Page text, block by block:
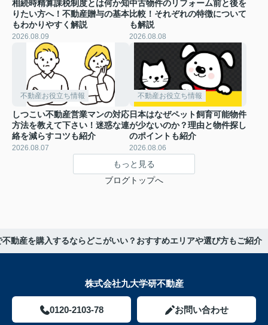
相続時精算課税制度とは何か知
りたい方へ！不動産贈与の基本
もわかりやすく解説
2026.08.09
中古物件のリフォーム前と後を
比較！それぞれの特徴について
も解説
2026.08.08
不動産お役立ち情報
しつこい不動産営業マンの対応
方法を教えて下さい！迷惑な連
絡を減らすコツも紹介
2026.08.07
不動産お役立ち情報
日本はなぜペット飼育可能物件
が少ないのか？理由と物件探し
のポイントも紹介
2026.08.06
もっと見る
ブログトップへ
動産を購入するならどこがいい？おすすめエリアや選び方もご紹介
株式会社九大学研不動産
0120-2103-78 お問い合わせ